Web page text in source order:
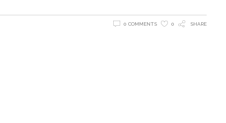
0 COMMENTS 0 SHARE